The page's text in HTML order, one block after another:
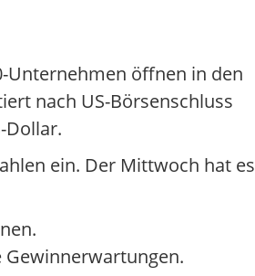
Unternehmen öffnen in den
nach US-Börsenschluss
Dollar.
ein. Der Mittwoch hat es